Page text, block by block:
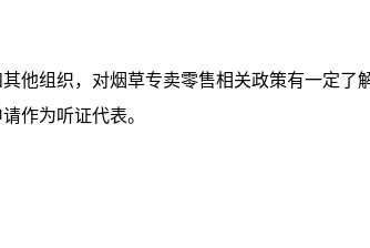
他组织，对烟草专卖零售相关政策有一定了
作为听证代表。